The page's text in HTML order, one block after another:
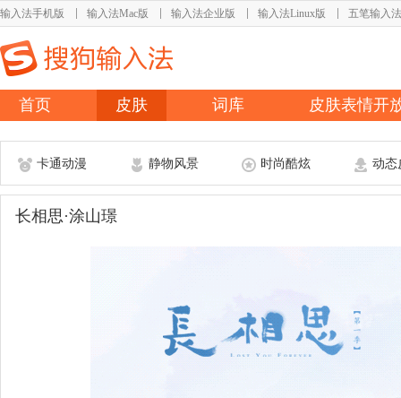
输入法手机版 输入法Mac版 输入法企业版 输入法Linux版 五笔输入法
首页 皮肤 词库 皮肤表情开
卡通动漫 静物风景 时尚酷炫 动态
长相思·涂山璟